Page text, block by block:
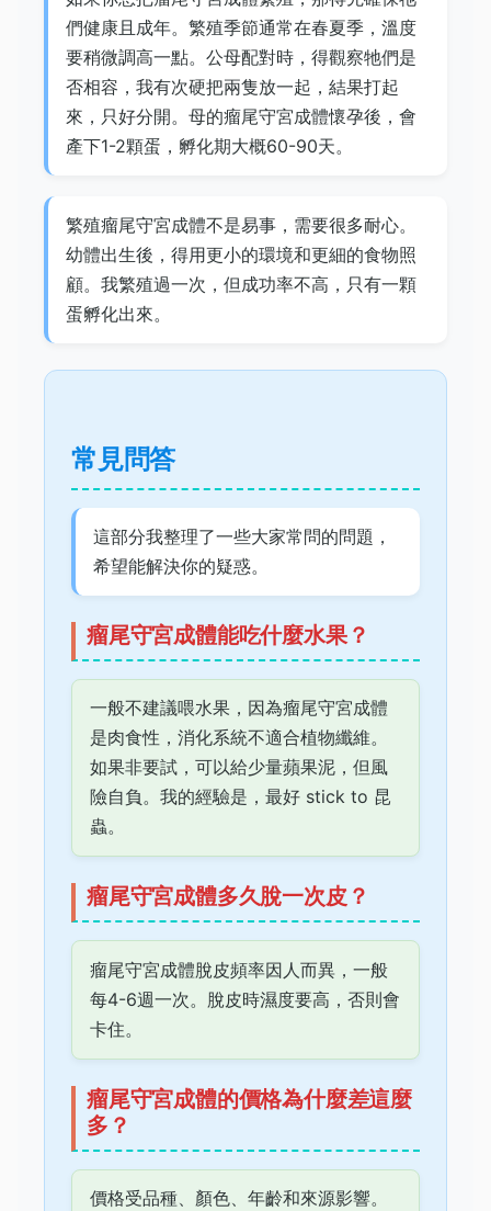
們健康且成年。繁殖季節通常在春夏季，溫度
要稍微調高一點。公母配對時，得觀察牠們是
否相容，我有次硬把兩隻放一起，結果打起
來，只好分開。母的瘤尾守宮成體懷孕後，會
產下1-2顆蛋，孵化期大概60-90天。
繁殖瘤尾守宮成體不是易事，需要很多耐心。
幼體出生後，得用更小的環境和更細的食物照
顧。我繁殖過一次，但成功率不高，只有一顆
蛋孵化出來。
常見問答
這部分我整理了一些大家常問的問題，
希望能解決你的疑惑。
瘤尾守宮成體能吃什麼水果？
一般不建議喂水果，因為瘤尾守宮成體
是肉食性，消化系統不適合植物纖維。
如果非要試，可以給少量蘋果泥，但風
險自負。我的經驗是，最好 stick to 昆
蟲。
瘤尾守宮成體多久脫一次皮？
瘤尾守宮成體脫皮頻率因人而異，一般
每4-6週一次。脫皮時濕度要高，否則會
卡住。
瘤尾守宮成體的價格為什麼差這麼
多？
價格受品種、顏色、年齡和來源影響。